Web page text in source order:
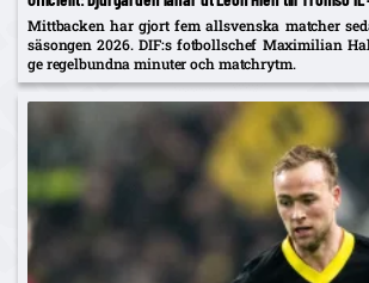
Mittbacken har gjort fem allsvenska matcher
säsongen 2026. DIF:s fotbollschef Maximilian
ge regelbundna minuter och matchrytm.